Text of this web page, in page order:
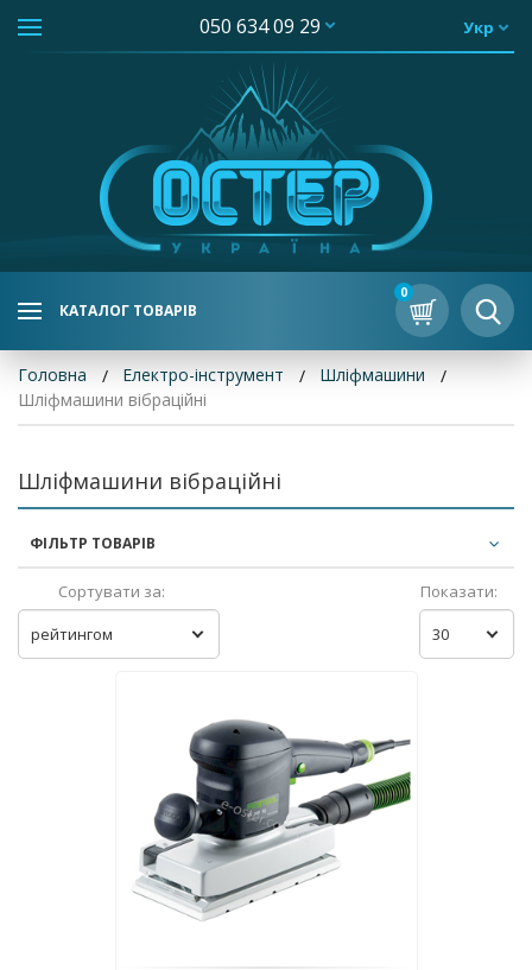
050 634 09 29 Укр
КАТАЛОГ ТОВАРІВ
0
Головна Електро-інструмент
Шліфмашини
Шліфмашини вібраційні
ФІЛЬТР ТОВАРІВ
Шліфмашини вібраційні
Сортувати за:
рейтингом
Показати:
30